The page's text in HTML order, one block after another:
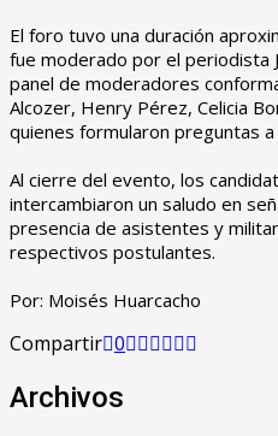
‎El foro tuvo una duración
fue moderado por el periodista
panel de moderadores
Alcozer, Henry Pérez, Celicia
quienes formularon preguntas
‎Al cierre del evento, los
intercambiaron un saludo en
presencia de asistentes y
respectivos postulantes.
‎Por: Moisés Huarcacho
Compartir 0
Archivos